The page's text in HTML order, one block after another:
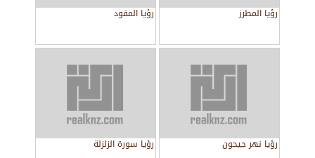
رؤيا المطرز رؤيا المقود
رؤيا نهر جيحون رؤيا سورة الزلزلة